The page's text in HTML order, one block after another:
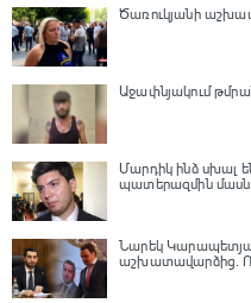
Ծառուկյանի
Աջափնյակում
Մարդիկ ինձ սխալ
պատերազմին
Նարեկ
աշխատավարձից.